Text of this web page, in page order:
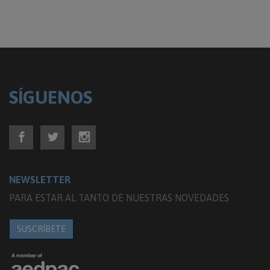
SÍGUENOS
NEWSLETTER
PARA ESTAR AL TANTO DE NUESTRAS NOVEDADES
SUSCRÍBETE